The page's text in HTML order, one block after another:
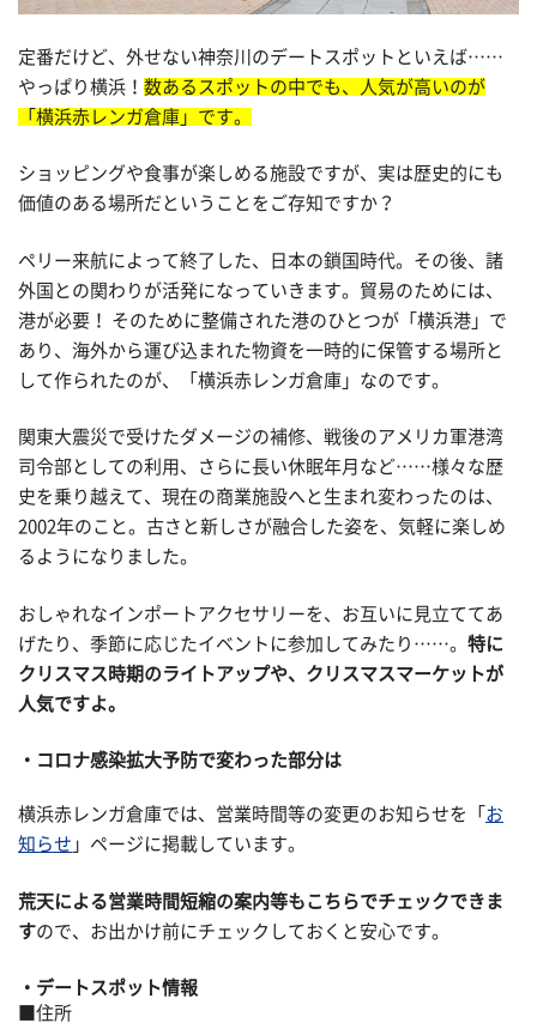
定番だけど、外せない神奈川のデートスポットといえば……
やっぱり横浜！ 数あるスポットの中でも、人気が高いのが
「横浜赤レンガ倉庫」です。
ショッピングや食事が楽しめる施設ですが、実は歴史的にも
価値のある場所だということをご存知ですか？
ペリー来航によって終了した、日本の鎖国時代。その後、諸
外国との関わりが活発になっていきます。貿易のためには、
港が必要！ そのために整備された港のひとつが「横浜港」で
あり、海外から運び込まれた物資を一時的に保管する場所と
して作られたのが、「横浜赤レンガ倉庫」なのです。
関東大震災で受けたダメージの補修、戦後のアメリカ軍港湾
司令部としての利用、さらに長い休眠年月など……様々な歴
史を乗り越えて、現在の商業施設へと生まれ変わったのは、
2002年のこと。古さと新しさが融合した姿を、気軽に楽しめ
るようになりました。
おしゃれなインポートアクセサリーを、お互いに見立ててあ
げたり、季節に応じたイベントに参加してみたり……。 特に
クリスマス時期のライトアップや、クリスマスマーケットが
人気ですよ。
コロナ感染拡大予防で変わった部分は
横浜赤レンガ倉庫では、営業時間等の変更のお知らせを「 お
知らせ 」ページに掲載しています。
荒天による営業時間短縮の案内等もこちらでチェックできま
すので、お出かけ前にチェックしておくと安心です。
デートスポット情報
■住所